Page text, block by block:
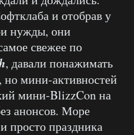
и отобрав у
нужды, они
свежее по
, давали понажимать
, но мини-активностей
мини-BlizzCon на
анонсов. Море
просто праздника